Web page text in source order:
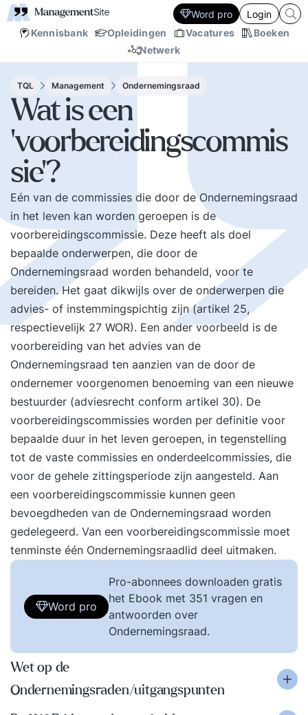
Kennisbank Opleidingen Vacatures
Boeken
Netwerk
Word pro Login
TQL Management Ondernemingsraad
Wat is een
'voorbereidingscommis
sie'?
Eén van de commissies die door de Ondernemingsraad
in het leven kan worden geroepen is de
voorbereidingscommissie. Deze heeft als doel
bepaalde onderwerpen, die door de
Ondernemingsraad worden behandeld, voor te
bereiden. Het gaat dikwijls over de onderwerpen die
advies- of instemmingspichtig zijn (artikel 25,
respectievelijk 27 WOR). Een ander voorbeeld is de
voorbereiding van het advies van de
Ondernemingsraad ten aanzien van de door de
ondernemer voorgenomen benoeming van een nieuwe
bestuurder (adviesrecht conform artikel 30). De
voorbereidingscommissies worden per definitie voor
bepaalde duur in het leven geroepen, in tegenstelling
tot de vaste commissies en onderdeelcommissies, die
voor de gehele zittingsperiode zijn aangesteld. Aan
een voorbereidingscommissie kunnen geen
bevoegdheden van de Ondernemingsraad worden
gedelegeerd. Van een voorbereidingscommissie moet
tenminste één Ondernemingsraadlid deel uitmaken.
Word pro
Pro-abonnees downloaden gratis
het Ebook met 351 vragen en
antwoorden over
Ondernemingsraad.
Wet op de
Ondernemingsraden/uitgangspunten